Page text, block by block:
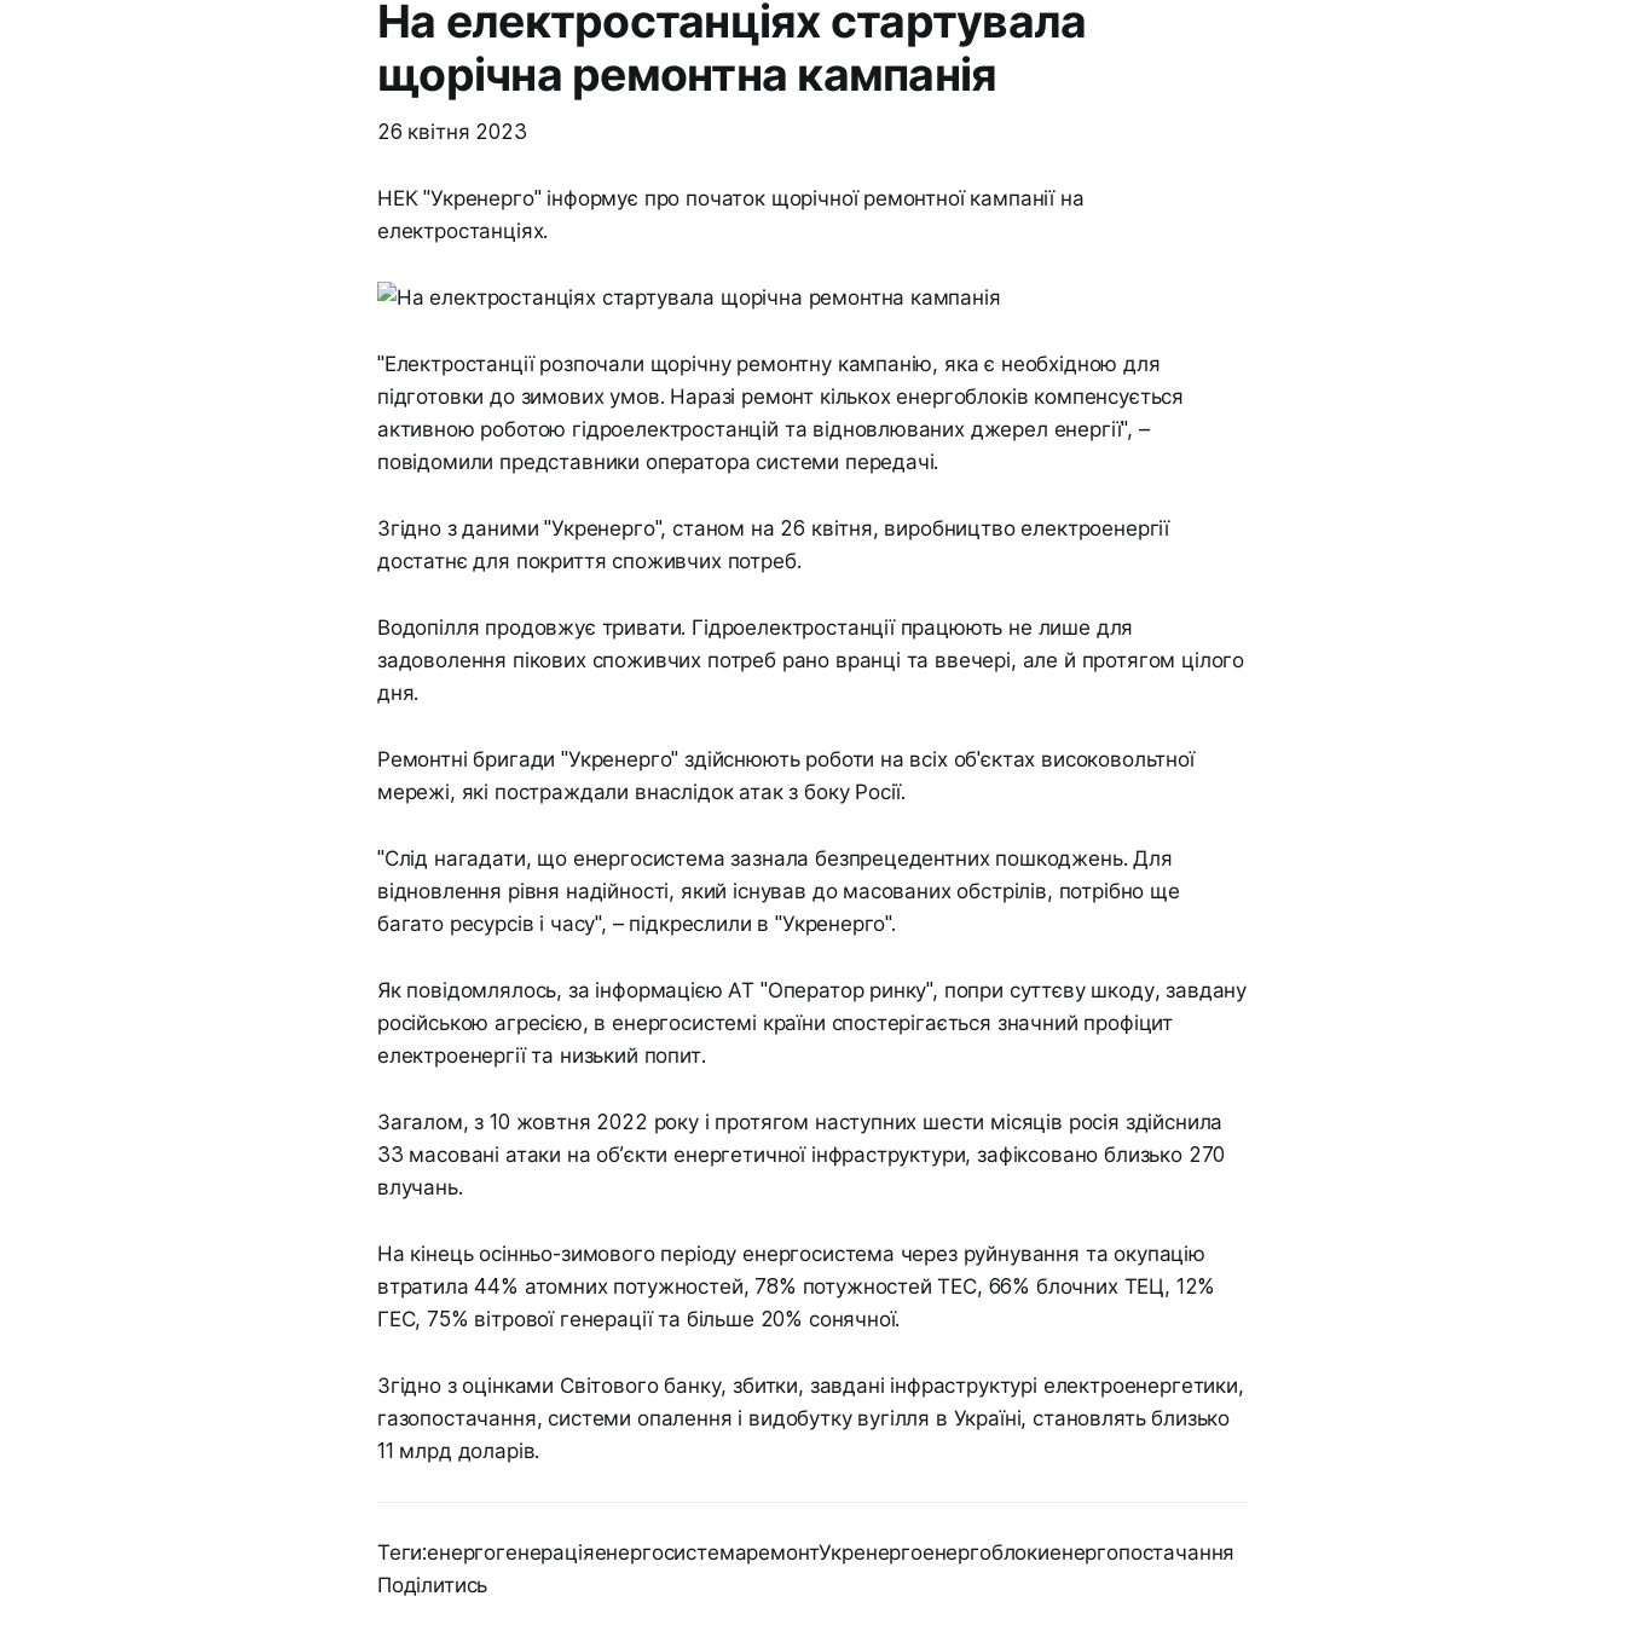
На електростанціях стартувала
щорічна ремонтна кампанія
26 квітня 2023
НЕК "Укренерго" інформує про початок щорічної ремонтної кампанії на
електростанціях.
"Електростанції розпочали щорічну ремонтну кампанію, яка є необхідною для
підготовки до зимових умов. Наразі ремонт кількох енергоблоків компенсується
активною роботою гідроелектростанцій та відновлюваних джерел енергії", –
повідомили представники оператора системи передачі.
Згідно з даними "Укренерго", станом на 26 квітня, виробництво електроенергії
достатнє для покриття споживчих потреб.
Водопілля продовжує тривати. Гідроелектростанції працюють не лише для
задоволення пікових споживчих потреб рано вранці та ввечері, але й протягом цілого
дня.
Ремонтні бригади "Укренерго" здійснюють роботи на всіх об'єктах високовольтної
мережі, які постраждали внаслідок атак з боку Росії.
"Слід нагадати, що енергосистема зазнала безпрецедентних пошкоджень. Для
відновлення рівня надійності, який існував до масованих обстрілів, потрібно ще
багато ресурсів і часу", – підкреслили в "Укренерго".
Як повідомлялось, за інформацією АТ "Оператор ринку", попри суттєву шкоду, завдану
російською агресією, в енергосистемі країни спостерігається значний профіцит
електроенергії та низький попит.
Загалом, з 10 жовтня 2022 року і протягом наступних шести місяців росія здійснила
33 масовані атаки на об’єкти енергетичної інфраструктури, зафіксовано близько 270
влучань.
На кінець осінньо-зимового періоду енергосистема через руйнування та окупацію
втратила 44% атомних потужностей, 78% потужностей ТЕС, 66% блочних ТЕЦ, 12%
ГЕС, 75% вітрової генерації та більше 20% сонячної.
Згідно з оцінками Світового банку, збитки, завдані інфраструктурі електроенергетики,
газопостачання, системи опалення і видобутку вугілля в Україні, становлять близько
11 млрд доларів.
Теги:енергогенераціяенергосистемаремонтУкренергоенергоблокиенергопостачання
Поділитись